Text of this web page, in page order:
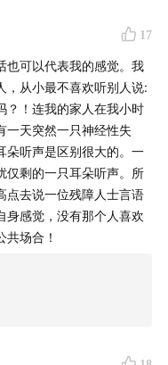
，其实就缺一块铁板
然要被强迫坐轮椅？
件真相
是安检的过程如何更
是登机最简单的一步
17
也可以代表我的感觉。我
，从小最不喜欢听别人说:
？！连我的家人在我小时
一天突然一只神经性失
朵听声是区别很大的。一
仅剩的一只耳朵听声。所
点去说一位残障人士言语
身感觉，没有那个人喜欢
场合！